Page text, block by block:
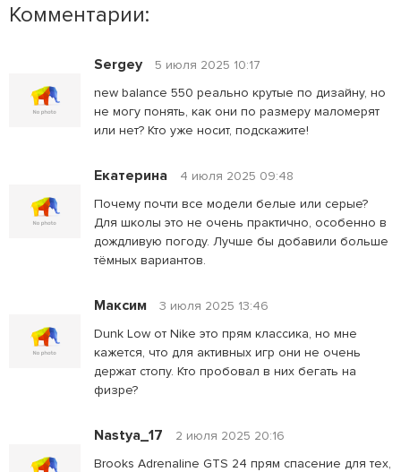
Комментарии:
Sergey
5 июля 2025 10:17
new balance 550 реально крутые по дизайну, но
не могу понять, как они по размеру маломерят
или нет? Кто уже носит, подскажите!
Екатерина
4 июля 2025 09:48
Почему почти все модели белые или серые?
Для школы это не очень практично, особенно в
дождливую погоду. Лучше бы добавили больше
тёмных вариантов.
Максим
3 июля 2025 13:46
Dunk Low от Nike это прям классика, но мне
кажется, что для активных игр они не очень
держат стопу. Кто пробовал в них бегать на
физре?
Nastya_17
2 июля 2025 20:16
Brooks Adrenaline GTS 24 прям спасение для тех,